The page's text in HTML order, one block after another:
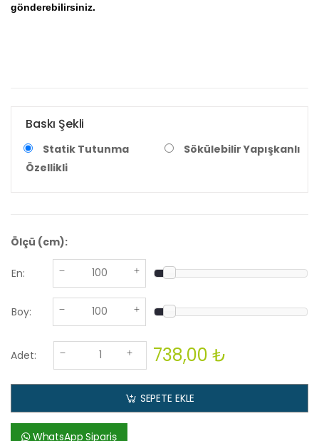
gönderebilirsiniz.
Baskı Şekli
Statik Tutunma
Özellikli
Sökülebilir Yapışkanlı
Ölçü (cm):
En:
Boy:
Adet: 738,00 ₺
SEPETE EKLE
WhatsApp Sipariş